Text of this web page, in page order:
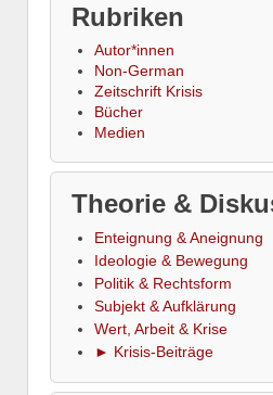
Rubriken
Autor*innen
Non-German
Zeitschrift Krisis
Bücher
Medien
Theorie &
Enteignung & Aneignung
Ideologie & Bewegung
Politik & Rechtsform
Subjekt & Aufklärung
Wert, Arbeit & Krise
► Krisis-Beiträge